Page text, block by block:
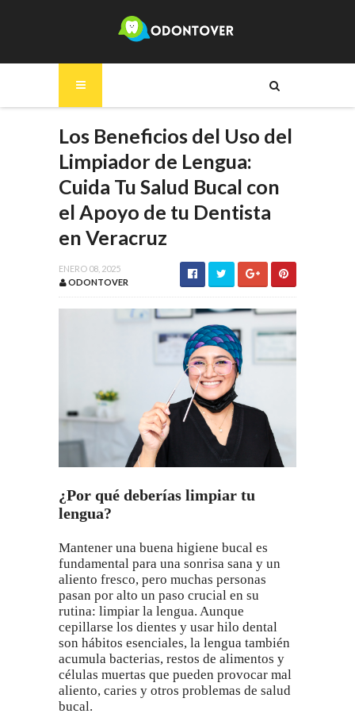
Los Beneficios del Uso del
Limpiador de Lengua:
Cuida Tu Salud Bucal con
el Apoyo de tu Dentista
en Veracruz
ENERO 08, 2025
ODONTOVER
¿Por qué deberías limpiar tu
lengua?
Mantener una buena higiene bucal es
fundamental para una sonrisa sana y un
aliento fresco, pero muchas personas
pasan por alto un paso crucial en su
rutina: limpiar la lengua. Aunque
cepillarse los dientes y usar hilo dental
son hábitos esenciales, la lengua también
acumula bacterias, restos de alimentos y
células muertas que pueden provocar mal
aliento, caries y otros problemas de salud
bucal.